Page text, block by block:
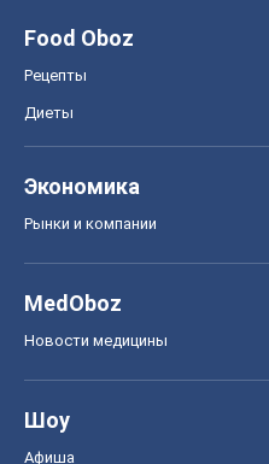
Food Oboz
Рецепты
Диеты
Экономика
Рынки и компании
MedOboz
Новости медицины
Шоу
Афиша